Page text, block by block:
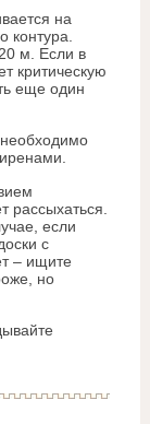
на
контура.
м. Если в
критическую
еще один
рассыхаться.
если
с
– ищите
но